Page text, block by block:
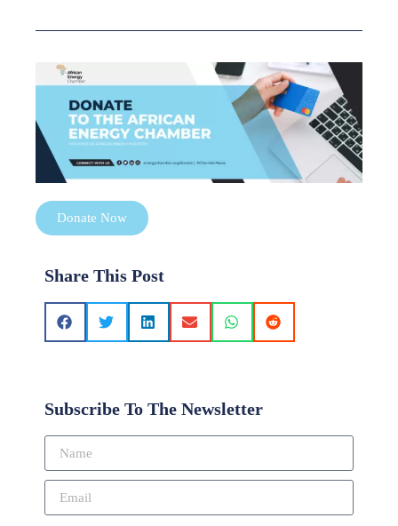
Donate Now
Share This Post
Subscribe To The Newsletter